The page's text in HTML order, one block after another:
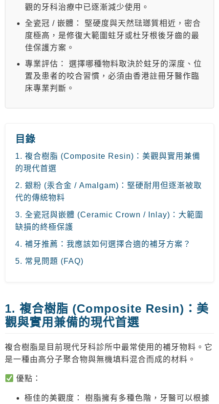
觀的牙科治療中已逐漸減少使用。
全瓷冠 / 嵌體：
堅硬度與天然琺瑯質相近，密合
度極高，是修復大範圍蛀牙或杜牙根後牙齒的最
佳保護方案。
專業評估：
選擇哪種物料取決於蛀牙的深度、位
置及患者的咬合習慣，必須由香港註冊牙醫作臨
床專業判斷。
目錄
1. 複合樹脂 (Composite Resin)：美觀與實用兼備
的現代首選
2. 銀粉 (汞合金 / Amalgam)：堅硬耐用但逐漸被取
代的傳統物料
3. 全瓷冠與嵌體 (Ceramic Crown / Inlay)：大範圍
缺損的終極保護
4. 補牙推薦：我應該如何選擇合適的補牙方案？
5. 常見問題 (FAQ)
1. 複合樹脂 (Composite Resin)：美
觀與實用兼備的現代首選
複合樹脂是目前現代牙科診所中最常使用的補牙物料 。它
是一種由高分子聚合物與無機填料混合而成的材料。
優點：
極佳的美觀度： 樹脂擁有多種色階，牙醫可以根據